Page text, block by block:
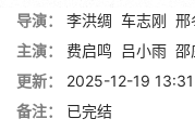
导演： 李洪绸 车志刚 邢
主演：
费启鸣 吕小雨 邵
更新：
2025-12-19 13:31
备注：
已完结